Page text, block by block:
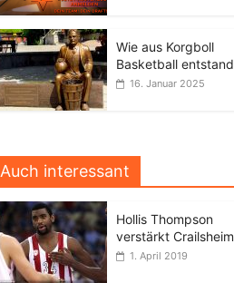
Wie aus Korgboll
Basketball entstand
16. Januar 2025
Auch interessant
Hollis Thompson
verstärkt Crailsheim
1. April 2019